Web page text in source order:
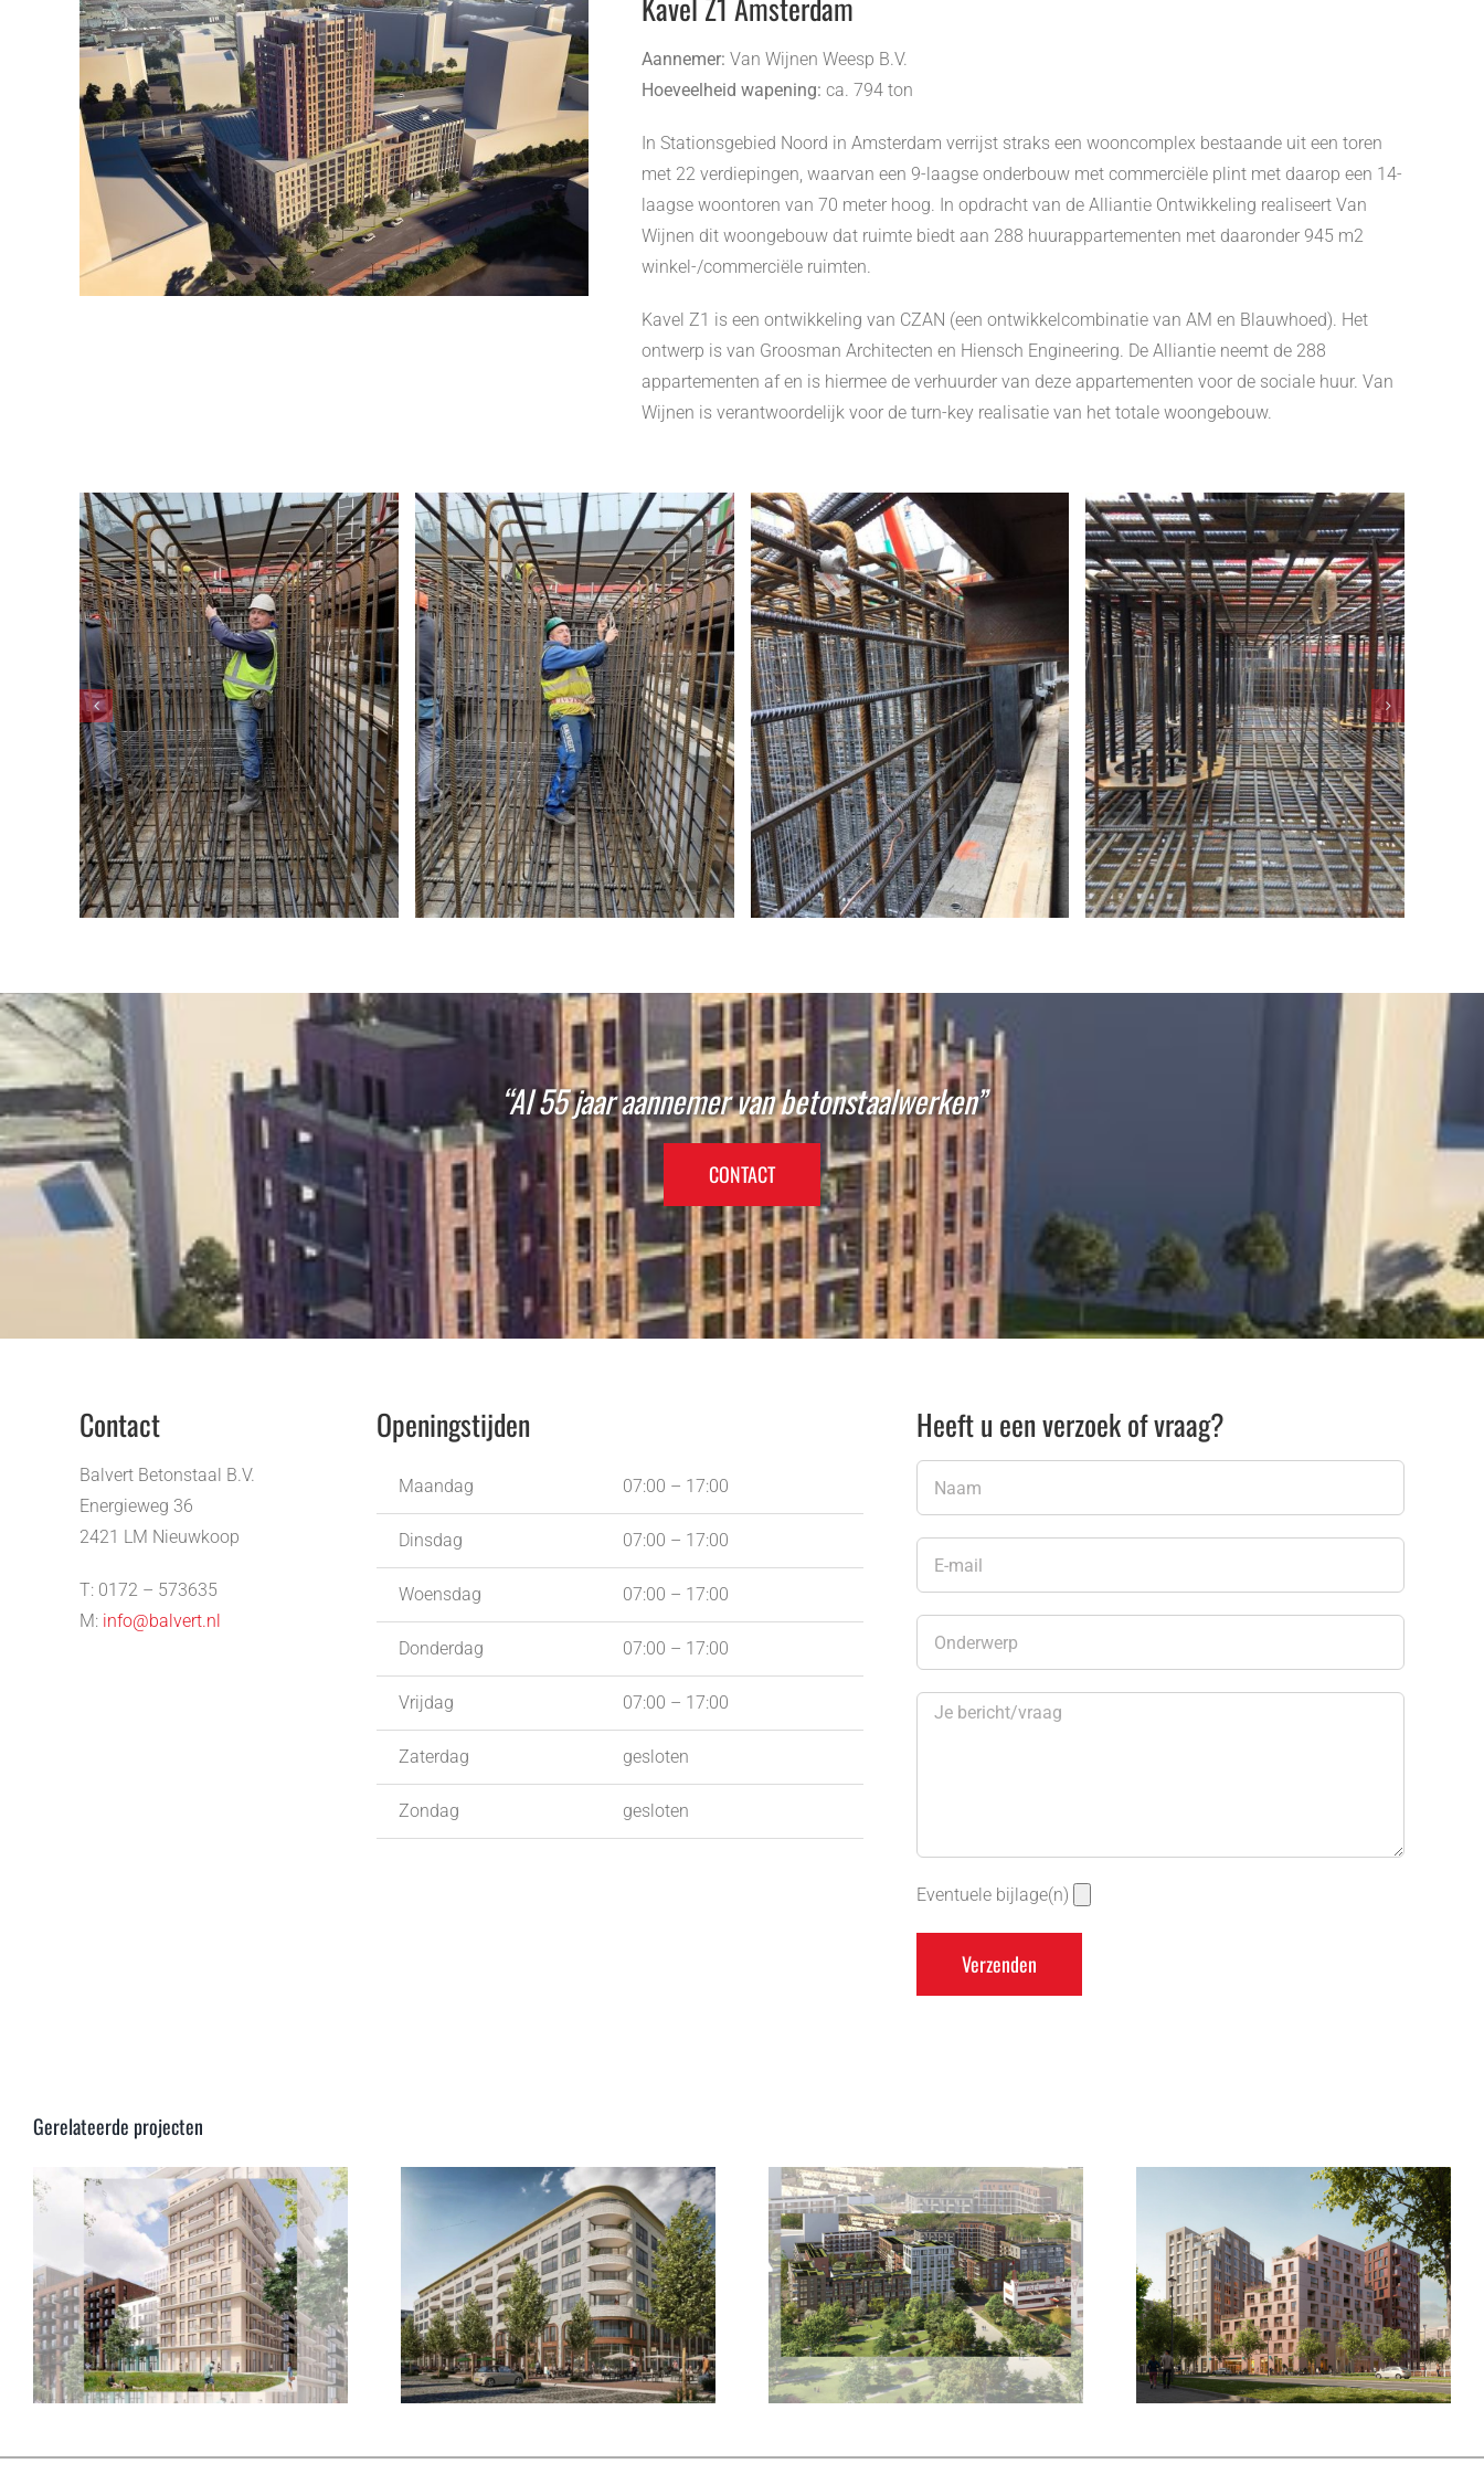
Aannemer: Van Wijnen Weesp B.V.
Hoeveelheid wapening: ca. 794 ton
In Stationsgebied Noord in Amsterdam verrijst straks een wooncomplex bestaande uit een toren
met 22 verdiepingen, waarvan een 9-laagse onderbouw met commerciële plint met daarop een 14-
laagse woontoren van 70 meter hoog. In opdracht van de Alliantie Ontwikkeling realiseert Van
Wijnen dit woongebouw dat ruimte biedt aan 288 huurappartementen met daaronder 945 m2
winkel-/commerciële ruimten.
Kavel Z1 is een ontwikkeling van CZAN (een ontwikkelcombinatie van AM en Blauwhoed). Het
ontwerp is van Groosman Architecten en Hiensch Engineering. De Alliantie neemt de 288
appartementen af en is hiermee de verhuurder van deze appartementen voor de sociale huur. Van
Wijnen is verantwoordelijk voor de turn-key realisatie van het totale woongebouw.
“Al 55 jaar aannemer van betonstaalwerken”
CONTACT
Contact
Balvert Betonstaal B.V.
Energieweg 36
2421 LM Nieuwkoop
T: 0172 – 573635
M: info@balvert.nl
Openingstijden
Maandag 07:00 – 17:00
Dinsdag 07:00 – 17:00
Woensdag 07:00 – 17:00
Donderdag 07:00 – 17:00
Vrijdag 07:00 – 17:00
Zaterdag gesloten
Zondag gesloten
Heeft u een verzoek of vraag?
Eventuele bijlage(n)
Gerelateerde projecten
136 appartementen &
commerciële ruimtes
TROM te Hoofddorp
De Nieuwe Defensie ,
Toren 1 te Utrecht
Hydepark blok 22 te
Hoofddorp
Nieuwbouw 575
woningen
Merwedekanaalzon te
Utrecht